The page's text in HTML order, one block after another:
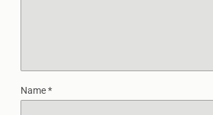
Name*